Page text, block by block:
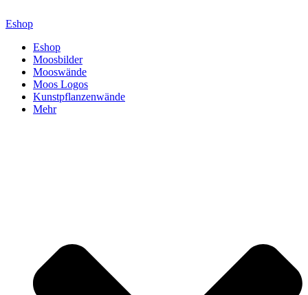
Inhalt
Eshop
Eshop
Moosbilder
Mooswände
Moos Logos
Kunstpflanzenwände
Mehr